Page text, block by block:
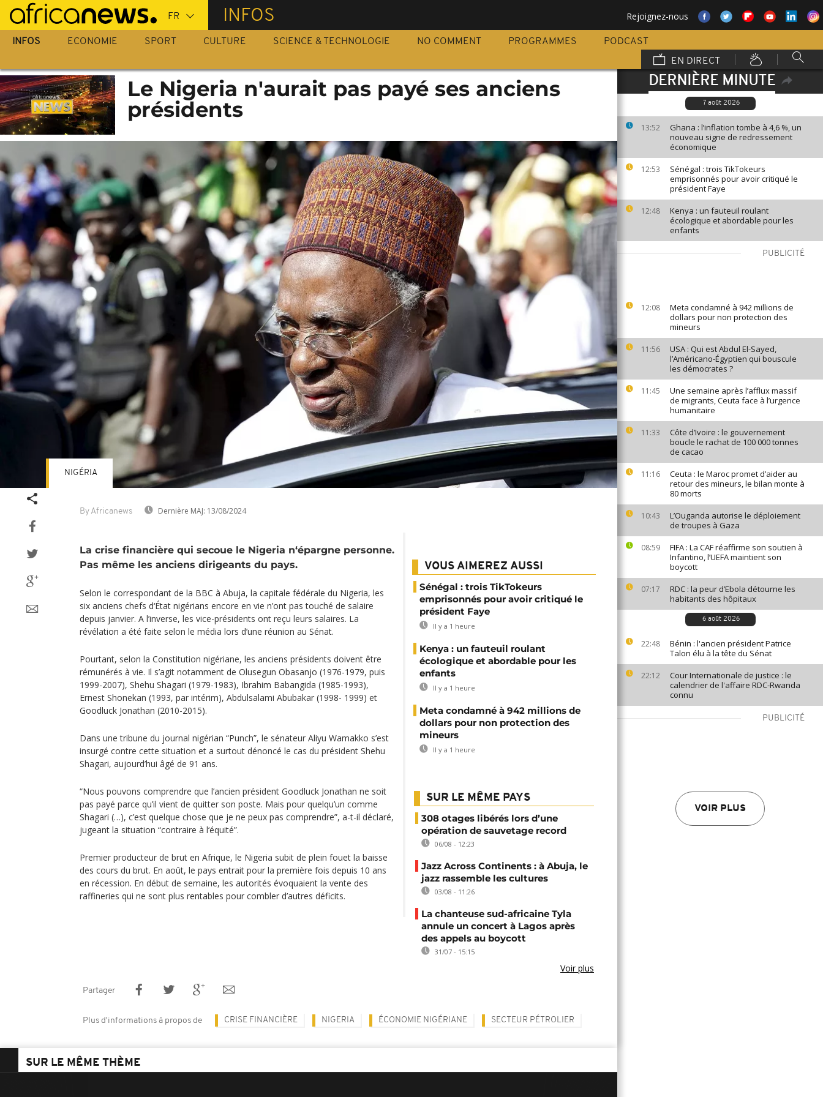
Passer
au
contenu
INFOS Rejoignez-nous
INFOS ECONOMIE SPORT CULTURE SCIENCE & TECHNOLOGIE NO COMMENT PROGRAMMES
PODCAST
EN DIRECT
DERNIÈRE MINUTE
7 août 2026
13:52
Ghana : l’inflation tombe à 4,6 %, un
nouveau signe de redressement
économique
12:53
Sénégal : trois TikTokeurs
emprisonnés pour avoir critiqué le
président Faye
12:48
Kenya : un fauteuil roulant
écologique et abordable pour les
enfants
PUBLICITÉ
12:08
Meta condamné à 942 millions de
dollars pour non protection des
mineurs
11:56
USA : Qui est Abdul El-Sayed,
l’Américano-Égyptien qui bouscule
les démocrates ?
11:45
Une semaine après l’afflux massif
de migrants, Ceuta face à l’urgence
humanitaire
11:33
Côte d’Ivoire : le gouvernement
boucle le rachat de 100 000 tonnes
de cacao
11:16
Ceuta : le Maroc promet d’aider au
retour des mineurs, le bilan monte à
80 morts
10:43
L’Ouganda autorise le déploiement
de troupes à Gaza
08:59
FIFA : La CAF réaffirme son soutien à
Infantino, l’UEFA maintient son
boycott
07:17
RDC : la peur d’Ebola détourne les
habitants des hôpitaux
6 août 2026
22:48
Bénin : l'ancien président Patrice
Talon élu à la tête du Sénat
22:12
Cour Internationale de justice : le
calendrier de l'affaire RDC-Rwanda
connu
PUBLICITÉ
VOIR PLUS
Le Nigeria n'aurait pas payé ses anciens
présidents
By Africanews Dernière MAJ: 13/08/2024
NIGÉRIA
La crise financière qui secoue le Nigeria n‘épargne personne.
Pas même les anciens dirigeants du pays.
Selon le correspondant de la BBC à Abuja, la capitale fédérale du Nigeria, les
six anciens chefs d‘État nigérians encore en vie n’ont pas touché de salaire
depuis janvier. A l’inverse, les vice-présidents ont reçu leurs salaires. La
révélation a été faite selon le média lors d’une réunion au Sénat.
Pourtant, selon la Constitution nigériane, les anciens présidents doivent être
rémunérés à vie. Il s’agit notamment de Olusegun Obasanjo (1976-1979, puis
1999-2007), Shehu Shagari (1979-1983), Ibrahim Babangida (1985-1993),
Ernest Shonekan (1993, par intérim), Abdulsalami Abubakar (1998- 1999) et
Goodluck Jonathan (2010-2015).
Dans une tribune du journal nigérian “Punch”, le sénateur Aliyu Wamakko s’est
insurgé contre cette situation et a surtout dénoncé le cas du président Shehu
Shagari, aujourd’hui âgé de 91 ans.
“Nous pouvons comprendre que l’ancien président Goodluck Jonathan ne soit
pas payé parce qu’il vient de quitter son poste. Mais pour quelqu’un comme
Shagari (…), c’est quelque chose que je ne peux pas comprendre”, a-t-il déclaré,
jugeant la situation “contraire à l‘équité”.
Premier producteur de brut en Afrique, le Nigeria subit de plein fouet la baisse
des cours du brut. En août, le pays entrait pour la première fois depuis 10 ans
en récession. En début de semaine, les autorités évoquaient la vente des
raffineries qui ne sont plus rentables pour combler d’autres déficits.
VOUS AIMEREZ AUSSI
Sénégal : trois TikTokeurs
emprisonnés pour avoir critiqué le
président Faye
Il y a 1 heure
Kenya : un fauteuil roulant
écologique et abordable pour les
enfants
Il y a 1 heure
Meta condamné à 942 millions de
dollars pour non protection des
mineurs
Il y a 1 heure
SUR LE MÊME PAYS
308 otages libérés lors d’une
opération de sauvetage record
06/08 - 12:23
Jazz Across Continents : à Abuja, le
jazz rassemble les cultures
03/08 - 11:26
La chanteuse sud-africaine Tyla
annule un concert à Lagos après
des appels au boycott
31/07 - 15:15
Voir plus
Partager
Plus d'informations à propos de CRISE FINANCIÈRE NIGERIA ÉCONOMIE NIGÉRIANE SECTEUR PÉTROLIER
SUR LE MÊME THÈME